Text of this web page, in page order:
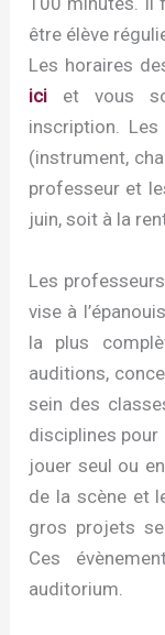
être élève
Les horaires
ici et vous
inscription.
(instrument,
professeur et
juin, soit à la
Les
vise à
la plus
auditions,
sein des
disciplines pour
jouer seul ou
de la scène et
gros projets se
Ces
auditorium.